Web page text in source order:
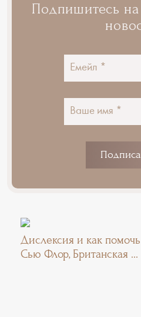
Подпишитесь
Дислексия и как
Сью Флор, Британская ...